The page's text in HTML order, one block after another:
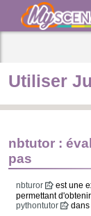
Utiliser
nbtutor :
pas
nbturor
est une
permettant
pythontutor
dans